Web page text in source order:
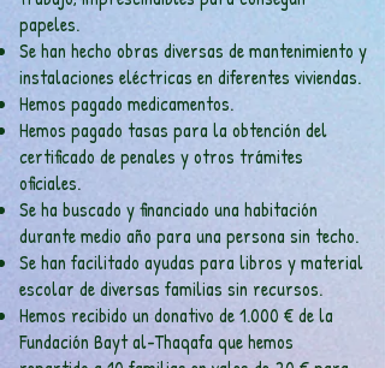
papeles.
Se han hecho obras diversas de mantenimiento y
instalaciones eléctricas en diferentes viviendas.
Hemos pagado medicamentos.
Hemos pagado tasas para la obtención del
certificado de penales y otros trámites
oficiales.
Se ha buscado y financiado una habitación
durante medio año para una persona sin techo.
Se han facilitado ayudas para libros y material
escolar de diversas familias sin recursos.
Hemos recibido un donativo de 1.000 € de la
Fundación Bayt al-Thaqafa que hemos